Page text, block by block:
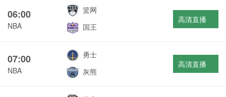
06:00
NBA
篮网
国王
高清直播
07:00
NBA
勇士
灰熊
高清直播